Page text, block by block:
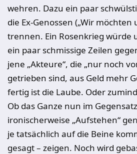
wehren. Dazu ein paar schwü
die Ex-Genossen („Wir möchten
trennen. Ein Rosenkrieg würde
ein paar schmissige Zeilen
jene „Akteure“, die „nur noch
getrieben sind, aus Geld mehr
fertig ist die Laube. Oder
Ob das Ganze nun im
ironischerweise „Aufstehen“
je tatsächlich auf die Beine
gesagt– zeigen. Noch wird